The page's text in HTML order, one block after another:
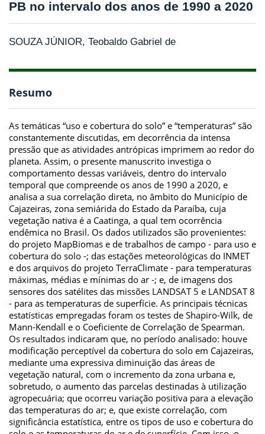
PB no intervalo dos anos de 1990 a 2020
SOUZA JÚNIOR, Teobaldo Gabriel de
Resumo
As temáticas “uso e cobertura do solo” e “temperaturas” são
constantemente discutidas, em decorrência da intensa
pressão que as atividades antrópicas imprimem ao redor do
planeta. Assim, o presente manuscrito investiga o
comportamento dessas variáveis, dentro do intervalo
temporal que compreende os anos de 1990 a 2020, e
analisa a sua correlação direta, no âmbito do Município de
Cajazeiras, zona semiárida do Estado da Paraíba, cuja
vegetação nativa é a Caatinga, a qual tem ocorrência
endêmica no Brasil. Os dados utilizados são provenientes:
do projeto MapBiomas e de trabalhos de campo - para uso e
cobertura do solo -; das estações meteorológicas do INMET
e dos arquivos do projeto TerraClimate - para temperaturas
máximas, médias e mínimas do ar -; e, de imagens dos
sensores dos satélites das missões LANDSAT 5 e LANDSAT 8
- para as temperaturas de superfície. As principais técnicas
estatísticas empregadas foram os testes de Shapiro-Wilk, de
Mann-Kendall e o Coeficiente de Correlação de Spearman.
Os resultados indicaram que, no período analisado: houve
modificação perceptível da cobertura do solo em Cajazeiras,
mediante uma expressiva diminuição das áreas de
vegetação natural, com o incremento da zona urbana e,
sobretudo, o aumento das parcelas destinadas à utilização
agropecuária; que ocorreu variação positiva para a elevação
das temperaturas do ar; e, que existe correlação, com
significância estatística, entre os tipos de uso e cobertura do